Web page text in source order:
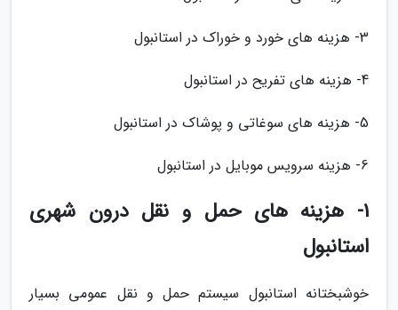
3- هزینه های خورد و خوراک در استانبول
4- هزینه های تفریح در استانبول
5- هزینه های سوغاتی و پوشاک در استانبول
6- هزینه سرویس موبایل در استانبول
1- هزینه های حمل و نقل درون شهری
استانبول
خوشبختانه استانبول سیستم حمل و نقل عمومی بسیار